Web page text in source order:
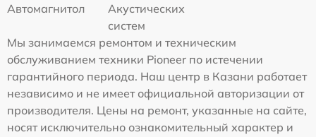
Автомагнитол
Акустических
систем
Мы занимаемся ремонтом и техническим
обслуживанием техники Pioneer по истечении
гарантийного периода. Наш центр в Казани работает
независимо и не имеет официальной авторизации от
производителя. Цены на ремонт, указанные на сайте,
носят исключительно ознакомительный характер и